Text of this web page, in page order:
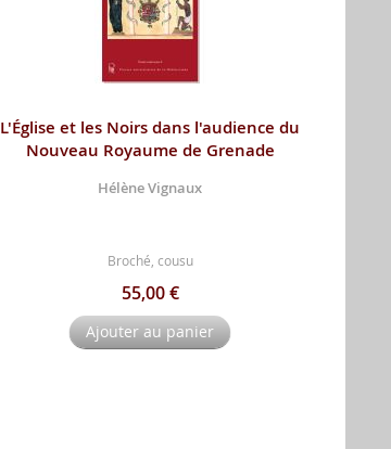
L'Église et les Noirs dans l'audience du
Nouveau Royaume de Grenade
Hélène Vignaux
Broché, cousu
55,00 €
Ajouter au panier